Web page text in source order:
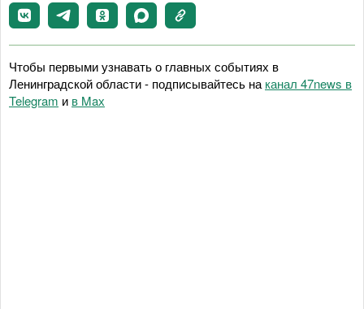
Чтобы первыми узнавать о главных событиях в
Ленинградской области - подписывайтесь на канал 47news в
Telegram и в Maх